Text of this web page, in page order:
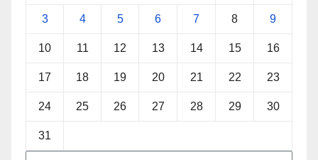
3 4 5 6 7 8 9
10 11 12 13 14 15 16
17 18 19 20 21 22 23
24 25 26 27 28 29 30
31